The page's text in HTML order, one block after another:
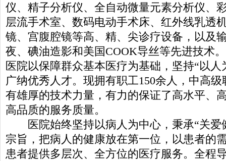
仪、精子分析仪、全自动微量元素分析仪、
层流手术室、数码电动手术床、红外线乳透
镜、宫腹腔镜等高、精、尖诊疗设备，以及
夜、碘油造影和美国COOK导丝等先进技术。
医院以保障群众基本医疗为基础，坚持“以人
广纳优秀人才。现拥有职工150余人，中高
有雄厚的技术力量，有力的保证了高水平、
高品质的服务质量。
医院始终坚持以病人为中心，秉承“关爱
宗旨，把病人的健康放在第一位，以患者的
患者提供多层次、全方位的医疗服务。全程